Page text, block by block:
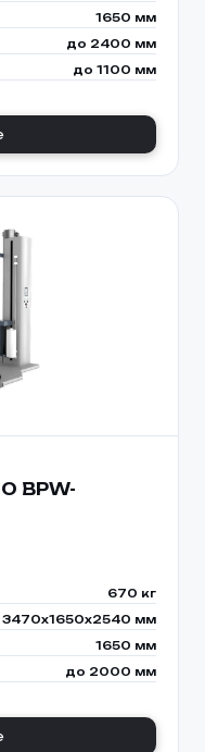
1650 мм
до 2400 мм
до 1100 мм
BPW-
670 кг
3470х1650х2540 мм
1650 мм
до 2000 мм